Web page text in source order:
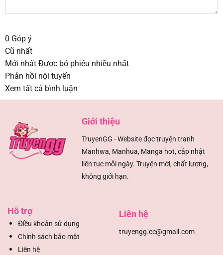
0 Góp ý
Cũ nhất
Mới nhất Được bỏ phiếu nhiều nhất
Phản hồi nội tuyến
Xem tất cả bình luận
Giới thiệu
TruyenGG - Website đọc truyện tranh
Manhwa, Manhua, Manga hot, cập nhật
liên tục mỗi ngày. Truyện mới, chất lượng,
không giới hạn.
Hỗ trợ
Điều khoản sử dụng
Chính sách bảo mật
Liên hệ
Liên hệ
truyengg.cc@gmail.com